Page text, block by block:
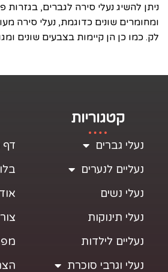
ניתן להשיג נעלי סירה לגברים, בגזרות
ומחומרים שונים כדוגמת, נעלי סירה
לק. כמו כן הן קיימות בצבעים שונים
קטגוריות
נעלי גברים
נעליים לנערים
נעלי נשים
נעלי תינוקות
נעליים לילדות
נעלי וגרבי סוכרת
דף